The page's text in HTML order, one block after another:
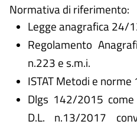
Normativa di riferimento:
Legge anagrafica 24/
Regolamento
n.223 e s.m.i.
ISTAT Metodi e norme
Dlgs 142/2015
D.L. n.13/2017